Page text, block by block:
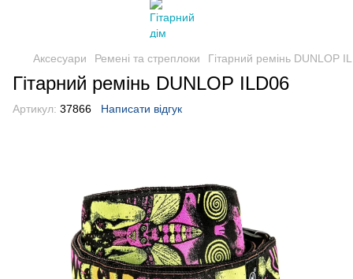
Аксесуари Ремені та стреплоки Гітарний ремінь DUNLOP
Гітарний ремінь DUNLOP ILD06
Артикул: 37866 Написати відгук